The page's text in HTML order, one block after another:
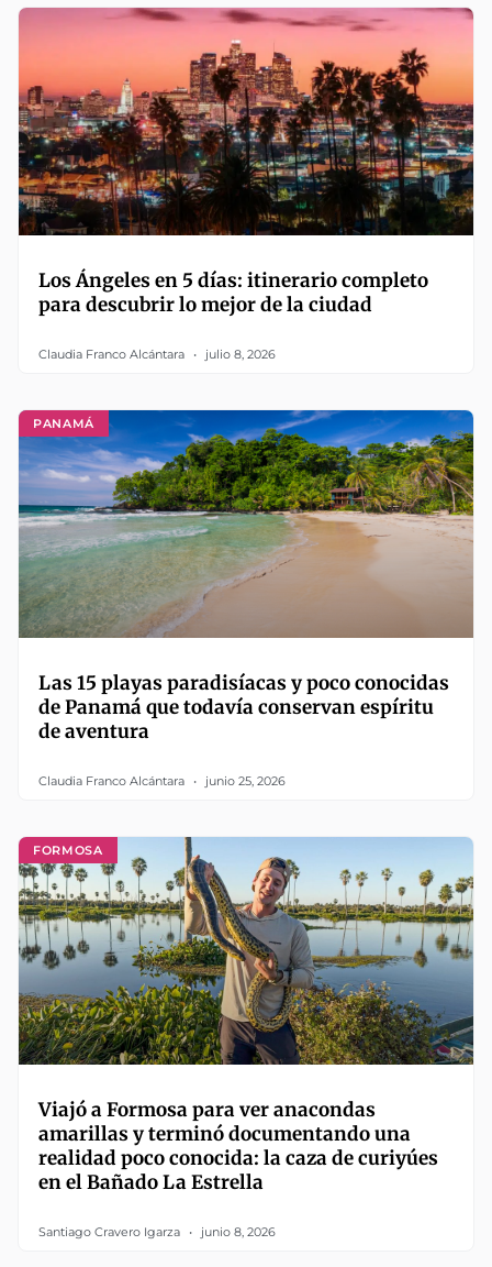
Los Ángeles en 5 días: itinerario completo
para descubrir lo mejor de la ciudad
Claudia Franco Alcántara julio 8, 2026
PANAMÁ
Las 15 playas paradisíacas y poco conocidas
de Panamá que todavía conservan espíritu
de aventura
Claudia Franco Alcántara junio 25, 2026
FORMOSA
Viajó a Formosa para ver anacondas
amarillas y terminó documentando una
realidad poco conocida: la caza de curiyúes
en el Bañado La Estrella
Santiago Cravero Igarza junio 8, 2026